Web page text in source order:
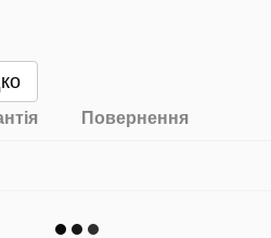
Повернення